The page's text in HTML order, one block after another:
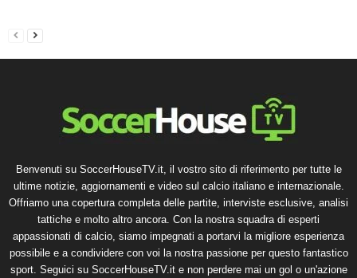
Benvenuti su SoccerHouseTV.it, il vostro sito di riferimento per tutte le
ultime notizie, aggiornamenti e video sul calcio italiano e internazionale.
Offriamo una copertura completa delle partite, interviste esclusive, analisi
tattiche e molto altro ancora. Con la nostra squadra di esperti
appassionati di calcio, siamo impegnati a portarvi la migliore esperienza
possibile e a condividere con voi la nostra passione per questo fantastico
sport. Seguici su SoccerHouseTV.it e non perdere mai un gol o un'azione